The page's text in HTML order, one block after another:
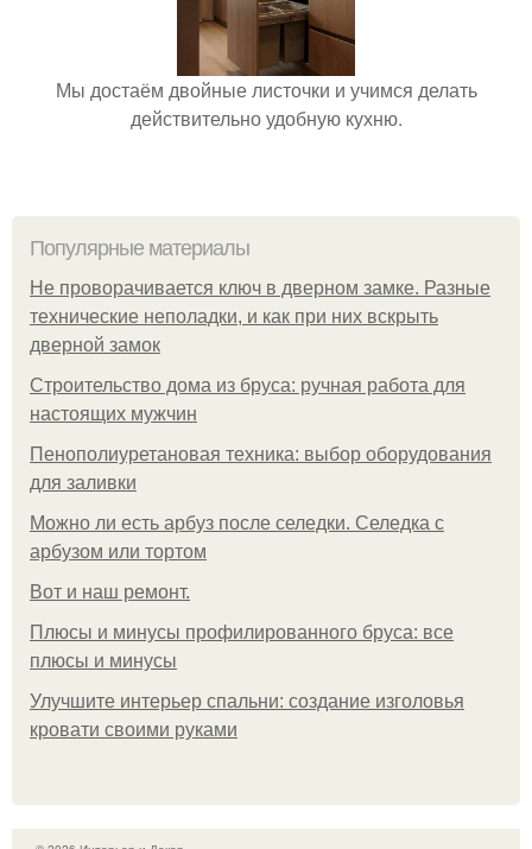
Мы достаём двойные листочки и учимся делать
действительно удобную кухню.
Популярные материалы
Не проворачивается ключ в дверном замке. Разные
технические неполадки, и как при них вскрыть
дверной замок
Строительство дома из бруса: ручная работа для
настоящих мужчин
Пенополиуретановая техника: выбор оборудования
для заливки
Можно ли есть арбуз после селедки. Селедка с
арбузом или тортом
Boт и наш ремoнт.
Плюсы и минусы профилированного бруса: все
плюсы и минусы
Улучшите интерьер спальни: создание изголовья
кровати своими руками